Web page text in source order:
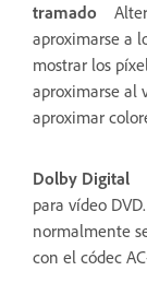
tramado
aproximarse a
mostrar los
aproximarse al
aproximar
Dolby Digital
para vídeo
normalmente
con el códec